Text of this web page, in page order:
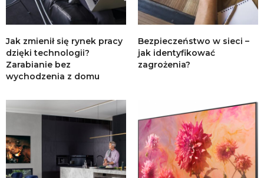
Jak zmienił się rynek pracy
dzięki technologii?
Zarabianie bez
wychodzenia z domu
Bezpieczeństwo w sieci –
jak identyfikować
zagrożenia?